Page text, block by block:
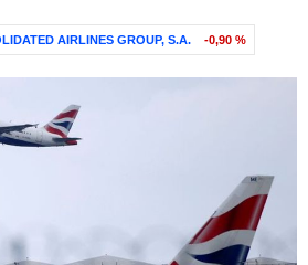
AIRLINES GROUP, S.A. -0,90 %